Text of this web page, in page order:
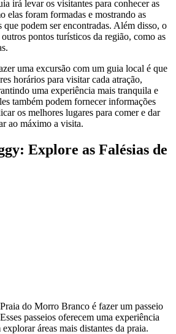
irá levar os visitantes para conhecer as
elas foram formadas e mostrando as
que podem ser encontradas. Além disso, o
pontos turísticos da região, como as
uma excursão com um guia local é que
horários para visitar cada atração,
uma experiência mais tranquila e
também podem fornecer informações
os melhores lugares para comer e dar
ao máximo a visita.
Explore as Falésias de
do Morro Branco é fazer um passeio
passeios oferecem uma experiência
áreas mais distantes da praia.